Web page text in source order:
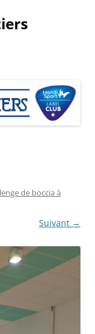
de boccia à
Suivant →